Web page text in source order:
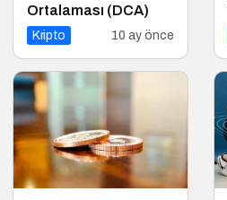
Ortalaması (DCA)
Kripto 10 ay önce